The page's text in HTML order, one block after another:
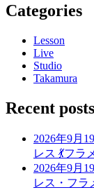
Categories
Lesson
Live
Studio
Takamura
Recent posts
2026年9月
レス 💃フラ
2026年9月
レス・フラ